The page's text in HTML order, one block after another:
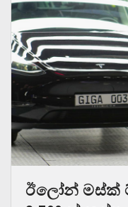
ඊලෝන් මස්ක්